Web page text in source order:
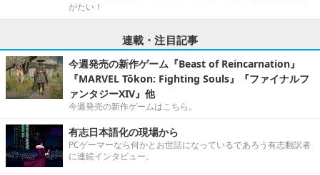
がたい！
連載・注目記事
今週発売の新作ゲーム『Beast of Reincarnation』
『MARVEL Tōkon: Fighting Souls』『ファイナルフ
ァンタジーXIV』他
今週発売の新作ゲームはこちら。
有志日本語化の現場から
PCゲーマーなら何かとお世話になっているであろう有志翻訳者
に連続インタビュー。